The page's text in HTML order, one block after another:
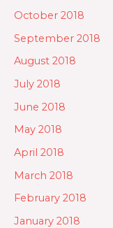
October 2018
September 2018
August 2018
July 2018
June 2018
May 2018
April 2018
March 2018
February 2018
January 2018